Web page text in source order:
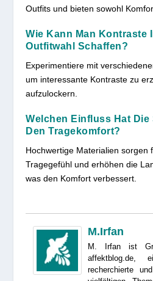
Outfits und bieten sowohl
Wie Kann Man Kontraste
Outfitwahl Schaffen?
Experimentiere mit
um interessante Kontraste zu
aufzulockern.
Welchen Einfluss Hat
Den Tragekomfort?
Hochwertige Materialien sorgen
Tragegefühl und erhöhen die
was den Komfort verbessert.
M.Irfan
M. Irfan ist
recherchierte